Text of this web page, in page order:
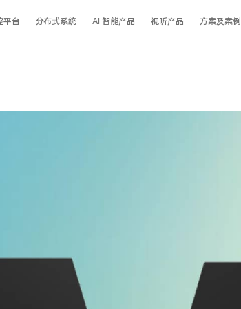
平台 分布式系统 AI 智能产品 视听产品 方案及案例